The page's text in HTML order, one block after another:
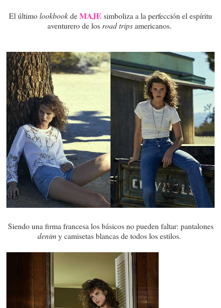
El últimolookbookdeMAJE simboliza a la perfección el espíritu
aventurero de los road tripsamericanos.
Siendo una firma francesa los básicos no pueden faltar: pantalones
denimy camisetas blancas de todos los estilos.